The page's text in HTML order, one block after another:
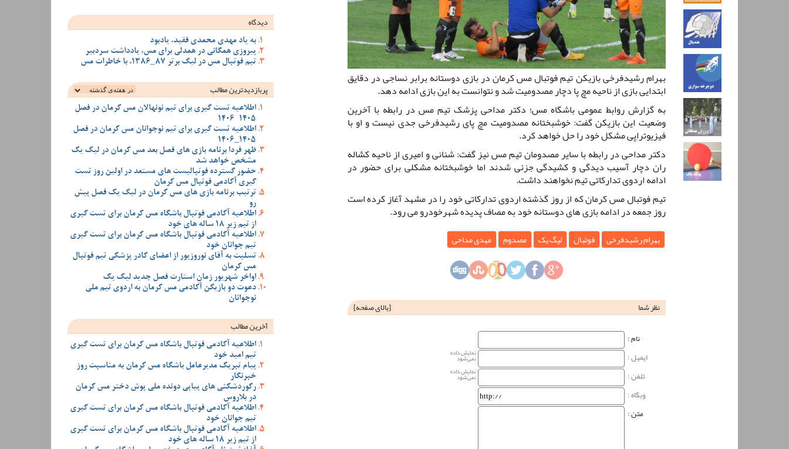
بهرام رشیدفرخی بازیکن تیم فوتبال مس کرمان در بازی دوستانه برابر نساجی در دقایق
ابتدایی بازی از ناحیه مچ پا دچار مصدومیت شد و نتوانست به این بازی ادامه دهد.
به گزارش روابط عمومی باشگاه مس؛ دکتر مداحی پزشک تیم مس در رابطه با آخرین
وضعیت این بازیکن گفت: خوشبختانه مصدومیت مچ پای رشیدفرخی جدی نیست و او با
فیزیوتراپی مشکل خود را حل خواهد کرد.
دکتر مداحی در رابطه با سایر مصدومان تیم مس نیز گفت: شنانی و امیری از ناحیه کشاله
ران دچار آسیب دیدگی و کشیدگی جزئی شدند اما خوشبختانه مشکلی برای حضور در
ادامه اردوی تدارکاتی تیم نخواهند داشت.
تیم فوتبال مس کرمان که از روز گذشته اردوی تدارکاتی خود را در مشهد آغاز کرده است
روز جمعه در ادامه بازی های دوستانه خود به مصاف پدیده شهرخودرو می رود.
بهرام رشیدفرخی فوتبال لیگ یک مصدوم مهدی مداحی
نظر شما [بالای صفحه]
نام‌ :
ایمیل :
نمایش داده
نمی‌شود
تلفن : نمایش داده
نمی‌شود
وبگاه‌ :
متن :
دیدگاه
به یاد مهدی محمدی فقید، یادبود
پیروزی همگانی در همدلی برای مس، یادداشت سردبیر
تیم فوتبال مس در لیگ برتر 87_1386، با خاطرات مس
پربازدیدترین‌ مطالب
اطلاعیه تست گیری برای تیم نونهالان مس کرمان در فصل
1405-1406
اطلاعیه تست گیری برای تیم نوجوانان مس کرمان در فصل
1405_1406
ظهر فردا برنامه بازی های فصل بعد مس کرمان در لیگ یک
مشخص خواهد شد
حضور گسترده فوتبالیست های مستعد در اولین روز تست
گیری آکادمی فوتبال مس کرمان
ترتیب برنامه بازی های مس کرمان در لیگ یک فصل پیش
رو
اطلاعیه آکادمی فوتبال باشگاه مس کرمان برای تست گیری
از تیم زیر 18 ساله های خود
اطلاعیه آکادمی فوتبال باشگاه مس کرمان برای تست گیری
تیم جوانان خود
تسلیت به آقای نوروزپور از اعضای کادر پزشکی تیم فوتبال
مس کرمان
اواخر شهریور زمان استارت فصل جدید لیگ یک
دعوت دو بازیکن آکادمی مس کرمان به اردوی تیم ملی
نوجوانان
آخرین مطالب
اطلاعیه آکادمی فوتبال باشگاه مس کرمان برای تست گیری
تیم امید خود
پیام تبریک مدیرعامل باشگاه مس کرمان به مناسبت روز
خبرنگار
رکوردشکنی های پیاپی دونده ملی پوش دختر مس کرمان
در بلاروس
اطلاعیه آکادمی فوتبال باشگاه مس کرمان برای تست گیری
تیم جوانان خود
اطلاعیه آکادمی فوتبال باشگاه مس کرمان برای تست گیری
از تیم زیر 18 ساله های خود